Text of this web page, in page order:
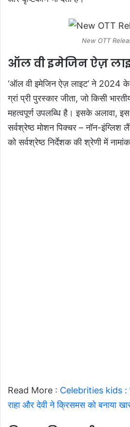
New OTT
ऑल वी इमेजिन ऐज़
‘ऑल वी इमेजिन ऐज़ लाइट’ ने 2024
ग्रां प्री पुरस्कार जीता, जो किसी
महत्वपूर्ण उपलब्धि है। इसके अलावा,
सर्वश्रेष्ठ मोशन पिक्चर – नॉन-इंग्लिश
को सर्वश्रेष्ठ निर्देशक की श्रेणी में
Read More : Celebrities kids :
राहा और देवी ने क्रिसमस को बनाया